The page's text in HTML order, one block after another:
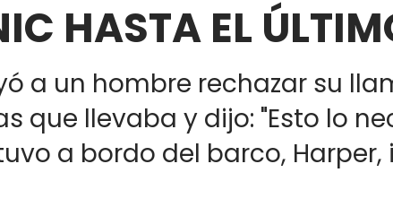
HASTA EL
a un hombre rechazar su
que llevaba y dijo: "Esto lo
a bordo del barco,